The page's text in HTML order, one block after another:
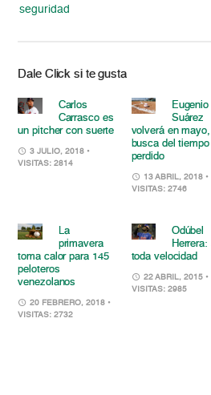
seguridad
Dale Click si te gusta
Carlos
Carrasco es
un pitcher con suerte
3 JULIO, 2018 •
VISITAS: 2814
Eugenio
Suárez
volverá en
busca del tiempo
perdido
13 ABRIL, 2018 •
VISITAS: 2746
La
primavera
toma calor para 145
peloteros
venezolanos
20 FEBRERO, 2018 •
VISITAS: 2732
Odúbel
Herrera:
toda velocidad
22 ABRIL, 2015 •
VISITAS: 2985